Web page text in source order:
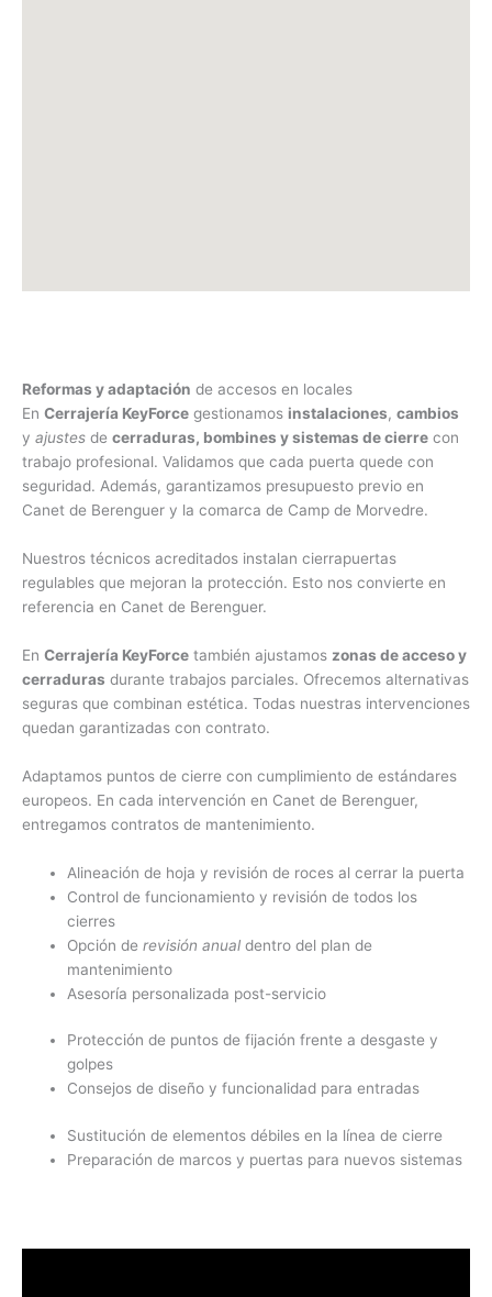
Reformas y adaptación de accesos en locales
En Cerrajería KeyForce gestionamos instalaciones, cambios
y ajustes de cerraduras, bombines y sistemas de cierre con
trabajo profesional. Validamos que cada puerta quede con
seguridad. Además, garantizamos presupuesto previo en
Canet de Berenguer y la comarca de Camp de Morvedre.
Nuestros técnicos acreditados instalan cierrapuertas
regulables que mejoran la protección. Esto nos convierte en
referencia en Canet de Berenguer.
En Cerrajería KeyForce también ajustamos zonas de acceso y
cerraduras durante trabajos parciales. Ofrecemos alternativas
seguras que combinan estética. Todas nuestras intervenciones
quedan garantizadas con contrato.
Adaptamos puntos de cierre con cumplimiento de estándares
europeos. En cada intervención en Canet de Berenguer,
entregamos contratos de mantenimiento.
Alineación de hoja y revisión de roces al cerrar la puerta
Control de funcionamiento y revisión de todos los
cierres
Opción derevisión anual dentro del plan de
mantenimiento
Asesoría personalizada post-servicio
Protección de puntos de fijación frente a desgaste y
golpes
Consejos de diseño y funcionalidad para entradas
Sustitución de elementos débiles en la línea de cierre
Preparación de marcos y puertas para nuevos sistemas